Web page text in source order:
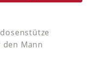
Mann